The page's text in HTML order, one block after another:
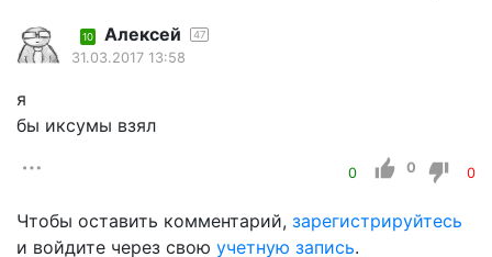
10 Алексей 47
31.03.2017 13:58
я
бы иксумы взял
0 0 0
Чтобы оставить комментарий, зарегистрируйтесь
и войдите через свою учетную запись.